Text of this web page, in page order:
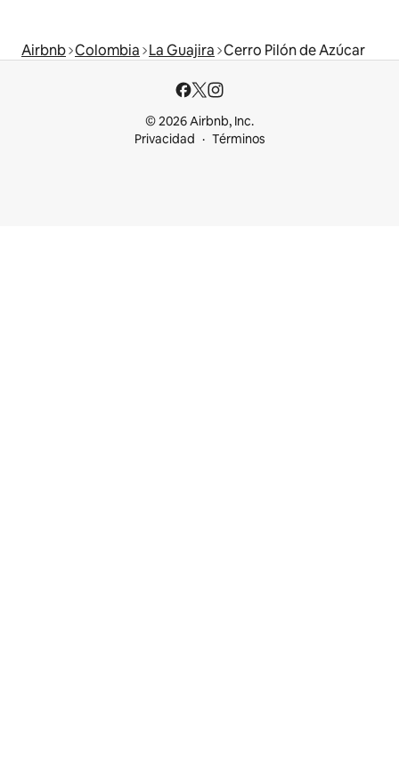
Airbnb Colombia La Guajira Cerro Pilón de Azúcar
© 2026 Airbnb, Inc.
Privacidad
Términos